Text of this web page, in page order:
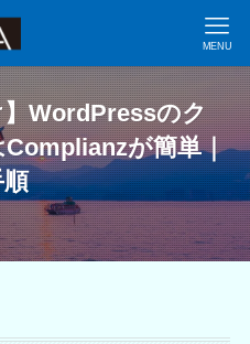
MENU
】WordPressのク
が簡単｜